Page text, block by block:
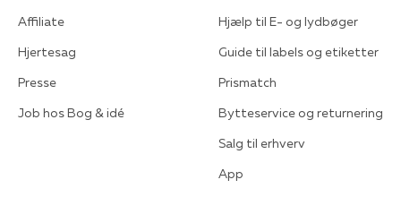
Affiliate
Hjertesag
Presse
Job hos Bog & idé
Hjælp til E- og lydbøger
Guide til labels og etiketter
Prismatch
Bytteservice og returnering
Salg til erhverv
App